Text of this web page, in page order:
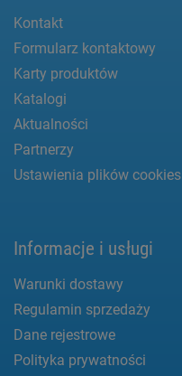
Kontakt
Formularz kontaktowy
Karty produktów
Katalogi
Aktualności
Partnerzy
Ustawienia plików cookies
Informacje i usługi
Warunki dostawy
Regulamin sprzedaży
Dane rejestrowe
Polityka prywatności